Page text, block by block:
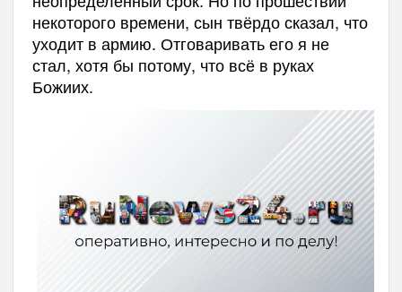
некоторого времени, сын твёрдо сказал, что
уходит в армию. Отговаривать его я не
стал, хотя бы потому, что всё в руках
Божиих.